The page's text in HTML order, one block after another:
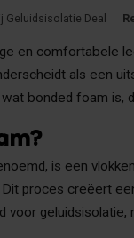
Deal
en comfortabele
als een
bonded foam is,
is een
proces creëert
voor geluidsisolatie,